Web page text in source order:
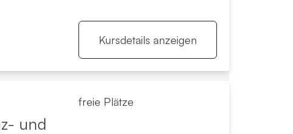
Achtsamkeit in der Psychotherapie
Kursdetails anzeigen
und
freie Plätze